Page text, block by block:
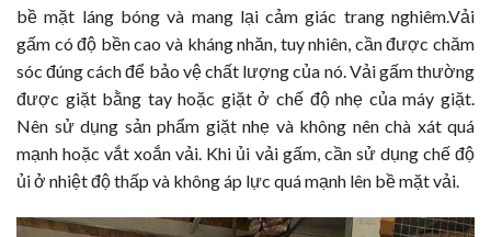
bề mặt láng bóng và mang lại cảm giác trang nghiêm.Vải
gấm có độ bền cao và kháng nhăn, tuy nhiên, cần được chăm
sóc đúng cách để bảo vệ chất lượng của nó. Vải gấm thường
được giặt bằng tay hoặc giặt ở chế độ nhẹ của máy giặt.
Nên sử dụng sản phẩm giặt nhẹ và không nên chà xát quá
mạnh hoặc vắt xoắn vải. Khi ủi vải gấm, cần sử dụng chế độ
ủi ở nhiệt độ thấp và không áp lực quá mạnh lên bề mặt vải.